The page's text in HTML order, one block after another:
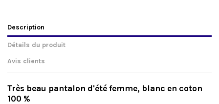
Description
Détails du produit
Avis clients
Très beau pantalon d'été femme, blanc en coton
100 %